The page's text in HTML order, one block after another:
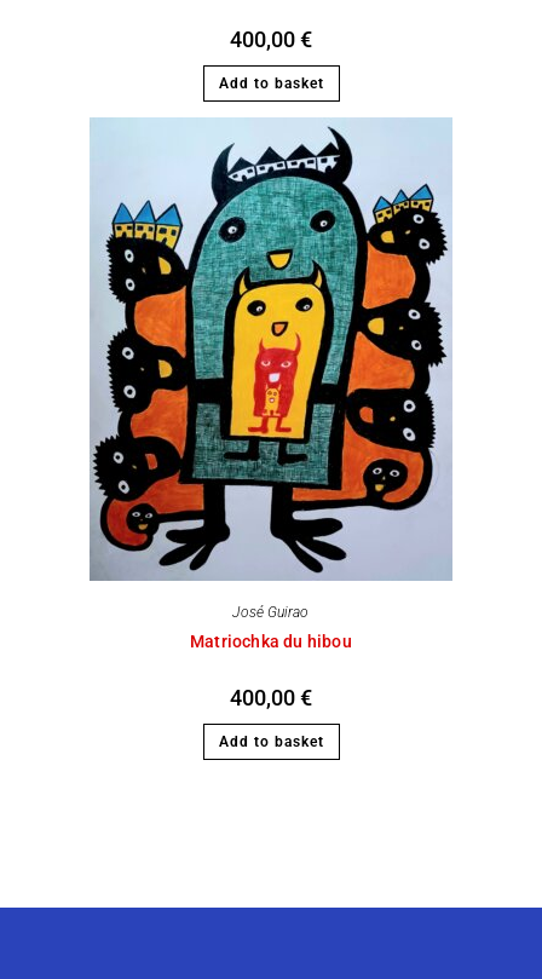
400,00€
Add to basket
José Guirao
Matriochka du hibou
400,00€
Add to basket